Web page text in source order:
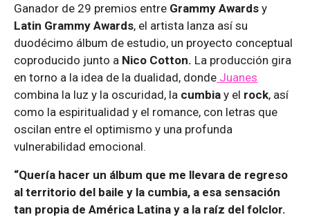
Ganador de 29 premios entre Grammy Awards y
Latin Grammy Awards, el artista lanza así su
duodécimo álbum de estudio, un proyecto conceptual
coproducido junto a Nico Cotton. La producción gira
en torno a la idea de la dualidad, donde Juanes
combina la luz y la oscuridad, la cumbia y el rock, así
como la espiritualidad y el romance, con letras que
oscilan entre el optimismo y una profunda
vulnerabilidad emocional.
“Quería hacer un álbum que me llevara de regreso
al territorio del baile y la cumbia, a esa sensación
tan propia de América Latina y a la raíz del folclor.